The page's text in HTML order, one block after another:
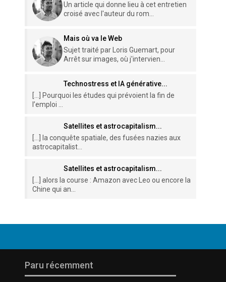
Un article qui donne lieu à cet entretien
croisé avec l'auteur du rom...
Mais où va le Web
Sujet traité par Loris Guemart, pour
Arrêt sur images, où j'intervien...
Technostress et IA générative...
[…] Pourquoi les études qui prévoient la fin de
l’emploi ...
Satellites et astrocapitalism...
[…] la conquête spatiale, des fusées nazies aux
astrocapitalist...
Satellites et astrocapitalism...
[…] alors la course : Amazon avec Leo ou encore la
Chine qui an...
Paru récemment